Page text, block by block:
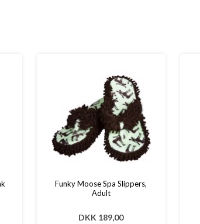
Funky Moose Spa Slippers,
Adult
DKK 189,00